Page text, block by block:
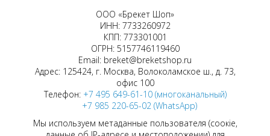
ООО «Брекет Шоп»
ИНН: 7733260972
КПП: 773301001
ОГРН: 5157746119460
Email: breket@breketshop.ru
Адрес: 125424, г. Москва, Волоколамское ш., д. 73,
офис 100
Телефон: +7 495 649-61-10 (многоканальный)
+7 985 220-65-02 (WhatsApp)
Мы используем метаданные пользователя (соокіе,